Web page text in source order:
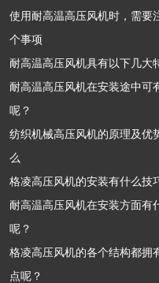
使用耐高温高压风机时，需要
个事项
耐高温高压风机具有以下几大
耐高温高压风机在安装途中可
呢？
纺织机械高压风机的原理及优
么
格凌高压风机的安装有什么技
耐高温高压风机在安装方面有
呢？
格凌高压风机的各个结构都拥
点呢？